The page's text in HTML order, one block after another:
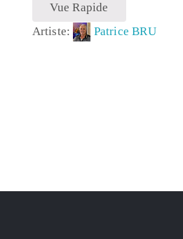
Vue Rapide
Artiste:
Patrice BRU